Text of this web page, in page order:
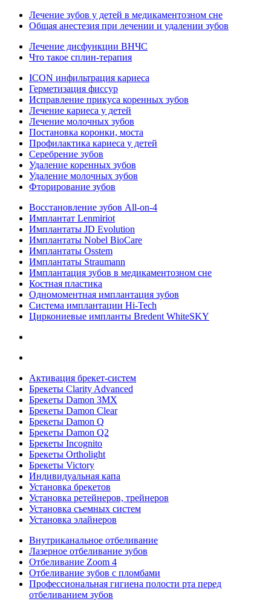
Лечение зубов у детей в медикаментозном сне
Общая анестезия при лечении и удалении зубов
Лечение дисфункции ВНЧС
Что такое сплин-терапия
ICON инфильтрация кариеса
Герметизация фиссур
Исправление прикуса коренных зубов
Лечение кариеса у детей
Лечение молочных зубов
Постановка коронки, моста
Профилактика кариеса у детей
Серебрение зубов
Удаление коренных зубов
Удаление молочных зубов
Фторирование зубов
Восстановление зубов All‑on‑4
Имплантат Lenmiriot
Имплантаты JD Evolution
Имплантаты Nobel BioСare
Имплантаты Osstem
Имплантаты Straumann
Имплантация зубов в медикаментозном сне
Костная пластика
Одномоментная имплантация зубов
Система имплантации Hi-Tech
Циркониевые импланты Bredent WhiteSKY
Активация брекет-систем
Брекеты Clarity Advanced
Брекеты Damon 3MX
Брекеты Damon Clear
Брекеты Damon Q
Брекеты Damon Q2
Брекеты Incognito
Брекеты Ortholight
Брекеты Victory
Индивидуальная капа
Установка брекетов
Установка ретейнеров, трейнеров
Установка съемных систем
Установка элайнеров
Внутриканальное отбеливание
Лазерное отбеливание зубов
Отбеливание Zoom 4
Отбеливание зубов с пломбами
Профессиональная гигиена полости рта перед
отбеливанием зубов